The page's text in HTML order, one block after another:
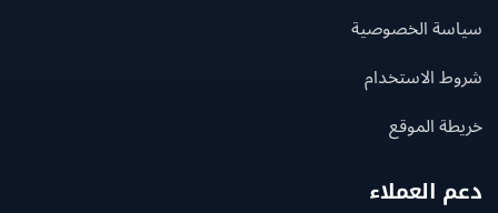
الخصوصية
الاستخدام
الموقع
العملاء